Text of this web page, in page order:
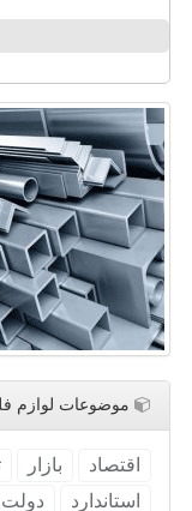
موضوعات لوازم
اقتصاد بازار
استاندارد
دولت